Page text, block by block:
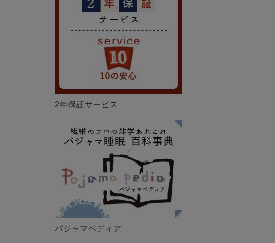
2年保証サービス
パジャマペディア